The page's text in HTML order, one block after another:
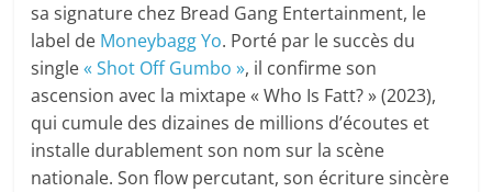
sa signature chez Bread Gang Entertainment, le
label de Moneybagg Yo. Porté par le succès du
single« Shot Off Gumbo », il confirme son
ascension avec la mixtape « Who Is Fatt? » (2023),
qui cumule des dizaines de millions d’écoutes et
installe durablement son nom sur la scène
nationale. Son flow percutant, son écriture sincère